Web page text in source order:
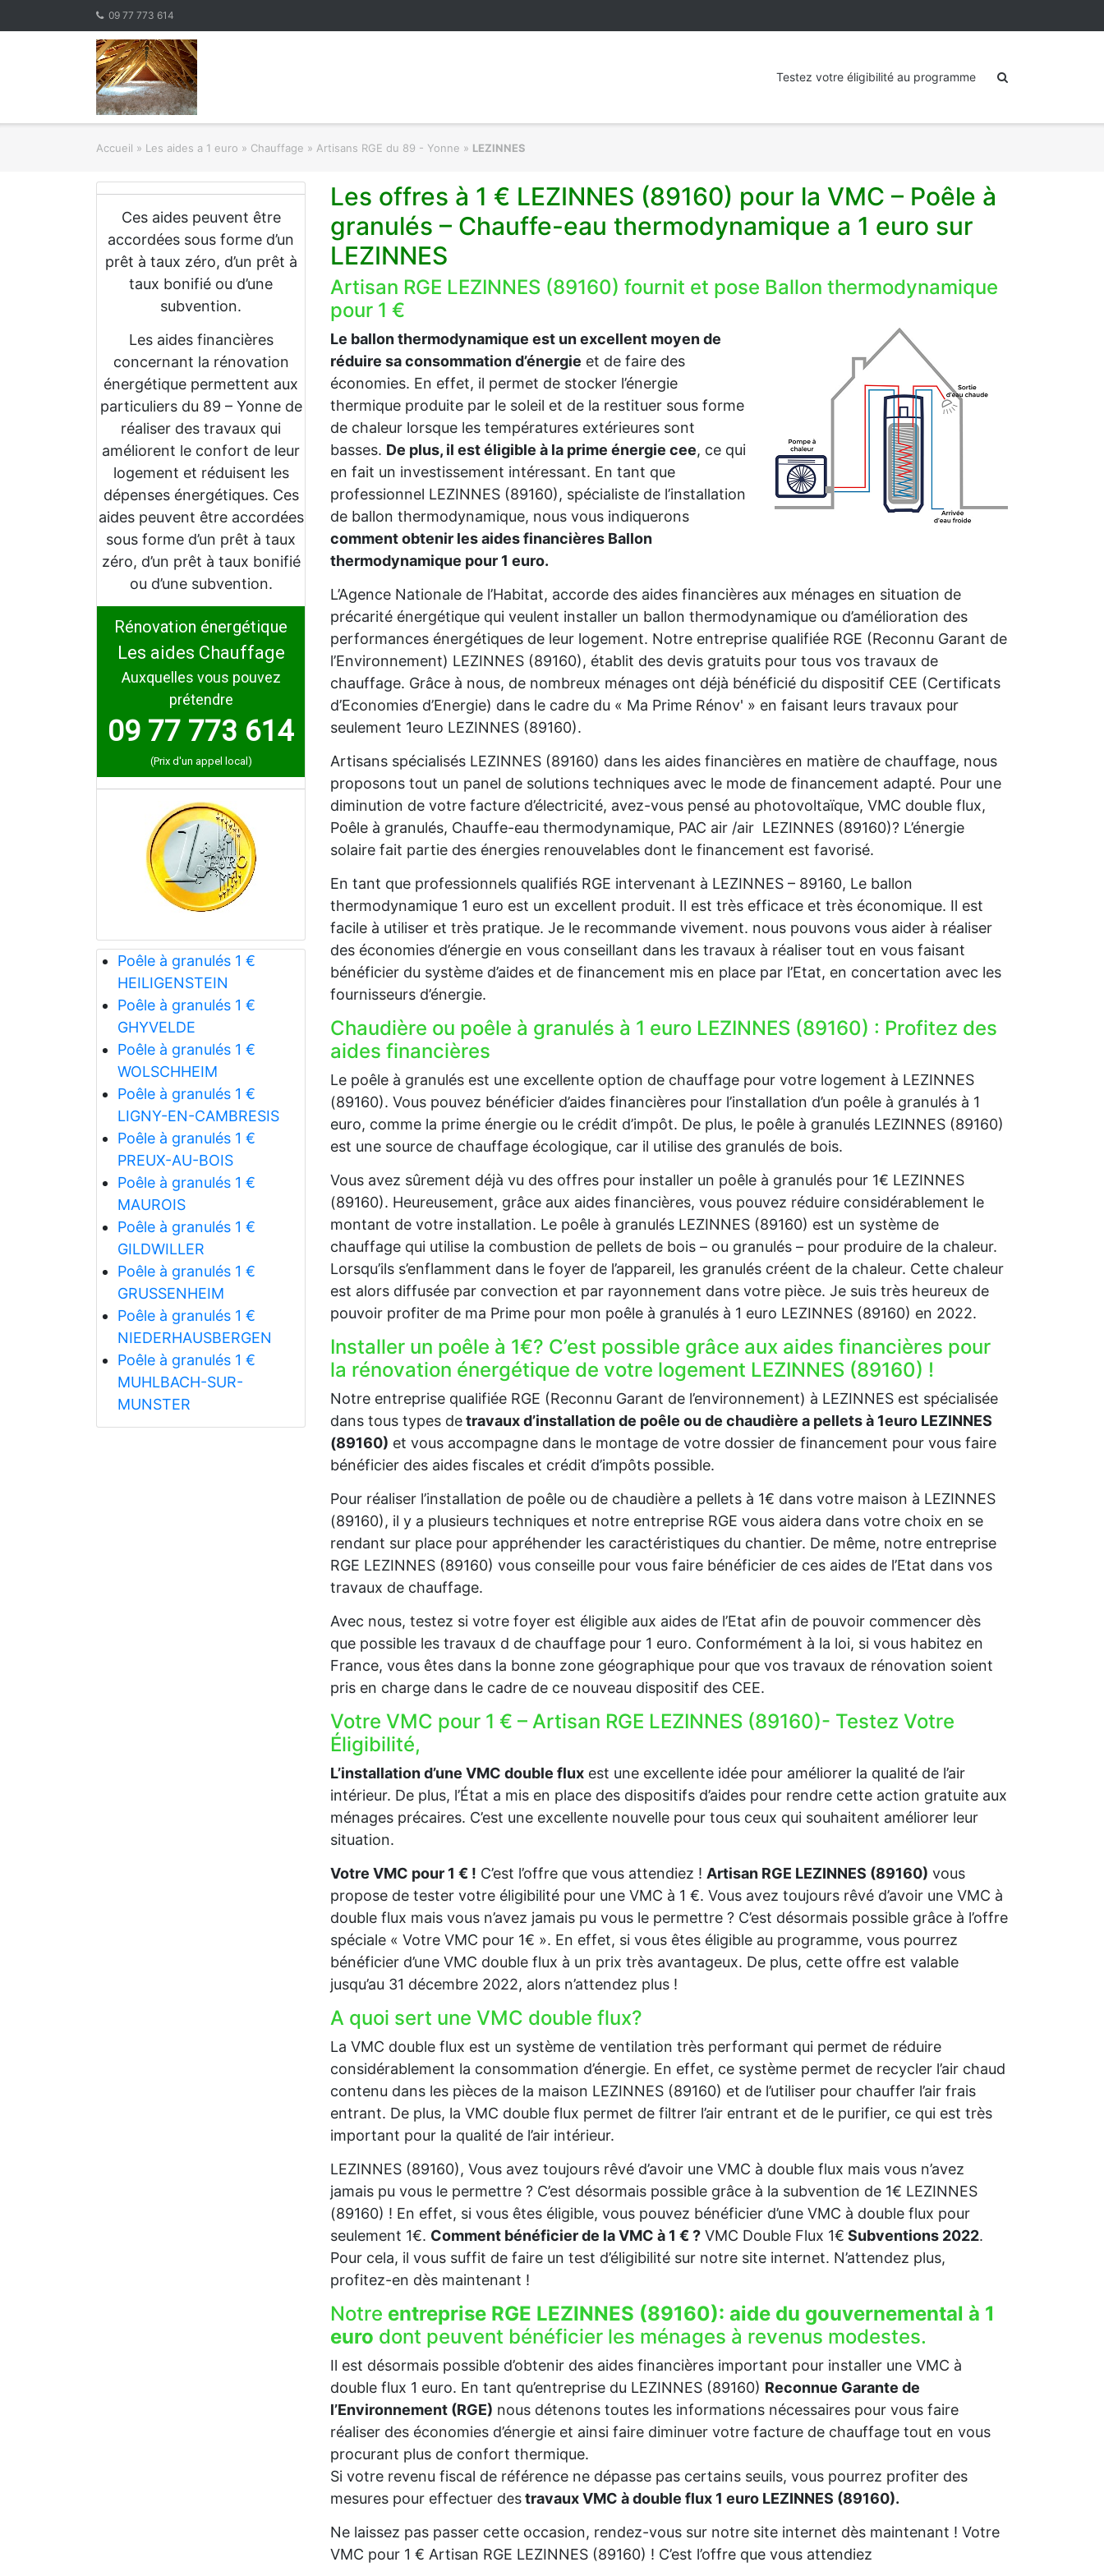
09 77 773 614
Testez votre éligibilité au programme
Accueil » Les aides a 1 euro » Chauffage » Artisans RGE du 89 - Yonne » LEZINNES
Ces aides peuvent être
accordées sous forme d’un
prêt à taux zéro, d’un prêt à
taux bonifié ou d’une
subvention.
Les aides financières
concernant la rénovation
énergétique permettent aux
particuliers du 89 – Yonne de
réaliser des travaux qui
améliorent le confort de leur
logement et réduisent les
dépenses énergétiques. Ces
aides peuvent être accordées
sous forme d’un prêt à taux
zéro, d’un prêt à taux bonifié
ou d’une subvention.
Rénovation énergétique
Les aides Chauffage
Auxquelles vous pouvez
prétendre
09 77 773 614
(Prix d'un appel local)
Poêle à granulés 1 €
HEILIGENSTEIN
Poêle à granulés 1 €
GHYVELDE
Poêle à granulés 1 €
WOLSCHHEIM
Poêle à granulés 1 €
LIGNY-EN-CAMBRESIS
Poêle à granulés 1 €
PREUX-AU-BOIS
Poêle à granulés 1 €
MAUROIS
Poêle à granulés 1 €
GILDWILLER
Poêle à granulés 1 €
GRUSSENHEIM
Poêle à granulés 1 €
NIEDERHAUSBERGEN
Poêle à granulés 1 €
MUHLBACH-SUR-
MUNSTER
Les offres à 1 € LEZINNES (89160) pour la VMC – Poêle à
granulés – Chauffe-eau thermodynamique a 1 euro sur
LEZINNES
Artisan RGE LEZINNES (89160) fournit et pose Ballon thermodynamique
pour 1 €
Le ballon thermodynamique est un excellent moyen de
réduire sa consommation d’énergie et de faire des
économies. En effet, il permet de stocker l’énergie
thermique produite par le soleil et de la restituer sous forme
de chaleur lorsque les températures extérieures sont
basses. De plus, il est éligible à la prime énergie cee, ce qui
en fait un investissement intéressant. En tant que
professionnel LEZINNES (89160), spécialiste de l’installation
de ballon thermodynamique, nous vous indiquerons
comment obtenir les aides financières Ballon
thermodynamique pour 1 euro.
L’Agence Nationale de l’Habitat, accorde des aides financières aux ménages en situation de
précarité énergétique qui veulent installer un ballon thermodynamique ou d’amélioration des
performances énergétiques de leur logement. Notre entreprise qualifiée RGE (Reconnu Garant de
l’Environnement) LEZINNES (89160), établit des devis gratuits pour tous vos travaux de
chauffage. Grâce à nous, de nombreux ménages ont déjà bénéficié du dispositif CEE (Certificats
d’Economies d’Energie) dans le cadre du « Ma Prime Rénov' » en faisant leurs travaux pour
seulement 1euro LEZINNES (89160).
Artisans spécialisés LEZINNES (89160) dans les aides financières en matière de chauffage, nous
proposons tout un panel de solutions techniques avec le mode de financement adapté. Pour une
diminution de votre facture d’électricité, avez-vous pensé au photovoltaïque, VMC double flux,
Poêle à granulés, Chauffe-eau thermodynamique, PAC air /air LEZINNES (89160)? L’énergie
solaire fait partie des énergies renouvelables dont le financement est favorisé.
En tant que professionnels qualifiés RGE intervenant à LEZINNES – 89160, Le ballon
thermodynamique 1 euro est un excellent produit. Il est très efficace et très économique. Il est
facile à utiliser et très pratique. Je le recommande vivement. nous pouvons vous aider à réaliser
des économies d’énergie en vous conseillant dans les travaux à réaliser tout en vous faisant
bénéficier du système d’aides et de financement mis en place par l’Etat, en concertation avec les
fournisseurs d’énergie.
Chaudière ou poêle à granulés à 1 euro LEZINNES (89160) : Profitez des
aides financières
Le poêle à granulés est une excellente option de chauffage pour votre logement à LEZINNES
(89160). Vous pouvez bénéficier d’aides financières pour l’installation d’un poêle à granulés à 1
euro, comme la prime énergie ou le crédit d’impôt. De plus, le poêle à granulés LEZINNES (89160)
est une source de chauffage écologique, car il utilise des granulés de bois.
Vous avez sûrement déjà vu des offres pour installer un poêle à granulés pour 1€ LEZINNES
(89160). Heureusement, grâce aux aides financières, vous pouvez réduire considérablement le
montant de votre installation. Le poêle à granulés LEZINNES (89160) est un système de
chauffage qui utilise la combustion de pellets de bois – ou granulés – pour produire de la chaleur.
Lorsqu’ils s’enflamment dans le foyer de l’appareil, les granulés créent de la chaleur. Cette chaleur
est alors diffusée par convection et par rayonnement dans votre pièce. Je suis très heureux de
pouvoir profiter de ma Prime pour mon poêle à granulés à 1 euro LEZINNES (89160) en 2022.
Installer un poêle à 1€? C’est possible grâce aux aides financières pour
la rénovation énergétique de votre logement LEZINNES (89160) !
Notre entreprise qualifiée RGE (Reconnu Garant de l’environnement) à LEZINNES est spécialisée
dans tous types detravaux d’installation de poêle ou de chaudière a pellets à 1euro LEZINNES
(89160) et vous accompagne dans le montage de votre dossier de financement pour vous faire
bénéficier des aides fiscales et crédit d’impôts possible.
Pour réaliser l’installation de poêle ou de chaudière a pellets à 1€ dans votre maison à LEZINNES
(89160), il y a plusieurs techniques et notre entreprise RGE vous aidera dans votre choix en se
rendant sur place pour appréhender les caractéristiques du chantier. De même, notre entreprise
RGE LEZINNES (89160) vous conseille pour vous faire bénéficier de ces aides de l’Etat dans vos
travaux de chauffage.
Avec nous, testez si votre foyer est éligible aux aides de l’Etat afin de pouvoir commencer dès
que possible les travaux d de chauffage pour 1 euro. Conformément à la loi, si vous habitez en
France, vous êtes dans la bonne zone géographique pour que vos travaux de rénovation soient
pris en charge dans le cadre de ce nouveau dispositif des CEE.
Votre VMC pour 1 € – Artisan RGE LEZINNES (89160)- Testez Votre
Éligibilité,
L’installation d’une VMC double flux est une excellente idée pour améliorer la qualité de l’air
intérieur. De plus, l’État a mis en place des dispositifs d’aides pour rendre cette action gratuite aux
ménages précaires. C’est une excellente nouvelle pour tous ceux qui souhaitent améliorer leur
situation.
Votre VMC pour 1 € ! C’est l’offre que vous attendiez ! Artisan RGE LEZINNES (89160) vous
propose de tester votre éligibilité pour une VMC à 1 €. Vous avez toujours rêvé d’avoir une VMC à
double flux mais vous n’avez jamais pu vous le permettre ? C’est désormais possible grâce à l’offre
spéciale « Votre VMC pour 1€ ». En effet, si vous êtes éligible au programme, vous pourrez
bénéficier d’une VMC double flux à un prix très avantageux. De plus, cette offre est valable
jusqu’au 31 décembre 2022, alors n’attendez plus !
A quoi sert une VMC double flux?
La VMC double flux est un système de ventilation très performant qui permet de réduire
considérablement la consommation d’énergie. En effet, ce système permet de recycler l’air chaud
contenu dans les pièces de la maison LEZINNES (89160) et de l’utiliser pour chauffer l’air frais
entrant. De plus, la VMC double flux permet de filtrer l’air entrant et de le purifier, ce qui est très
important pour la qualité de l’air intérieur.
LEZINNES (89160), Vous avez toujours rêvé d’avoir une VMC à double flux mais vous n’avez
jamais pu vous le permettre ? C’est désormais possible grâce à la subvention de 1€ LEZINNES
(89160) ! En effet, si vous êtes éligible, vous pouvez bénéficier d’une VMC à double flux pour
seulement 1€. Comment bénéficier de la VMC à 1 € ? VMC Double Flux 1€ Subventions 2022.
Pour cela, il vous suffit de faire un test d’éligibilité sur notre site internet. N’attendez plus,
profitez-en dès maintenant !
Notre entreprise RGE LEZINNES (89160): aide du gouvernemental à 1
euro dont peuvent bénéficier les ménages à revenus modestes.
Il est désormais possible d’obtenir des aides financières important pour installer une VMC à
double flux 1 euro. En tant qu’entreprise du LEZINNES (89160) Reconnue Garante de
l’Environnement (RGE) nous détenons toutes les informations nécessaires pour vous faire
réaliser des économies d’énergie et ainsi faire diminuer votre facture de chauffage tout en vous
procurant plus de confort thermique.
Si votre revenu fiscal de référence ne dépasse pas certains seuils, vous pourrez profiter des
mesures pour effectuer destravaux VMC à double flux 1 euro LEZINNES (89160).
Ne laissez pas passer cette occasion, rendez-vous sur notre site internet dès maintenant ! Votre
VMC pour 1 € Artisan RGE LEZINNES (89160) ! C’est l’offre que vous attendiez